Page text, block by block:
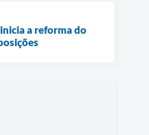
a reforma do